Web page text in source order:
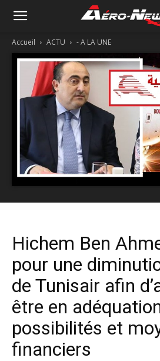
Accueil ACTU - A LA UNE
Hichem Ben
pour une
de Tunisair afin
être en
possibilités et
financiers